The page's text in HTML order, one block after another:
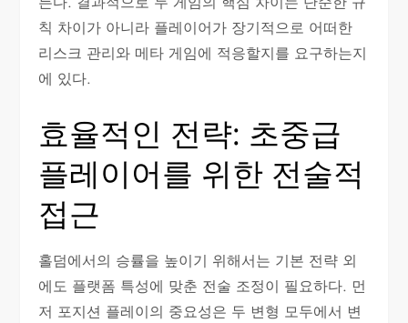
칙 차이가 아니라 플레이어가 장기적으로 어떠한
리스크 관리와 메타 게임에 적응할지를 요구하는지
에 있다.
효율적인 전략: 초중급
플레이어를 위한 전술적
접근
홀덤에서의 승률을 높이기 위해서는 기본 전략 외
에도 플랫폼 특성에 맞춘 전술 조정이 필요하다. 먼
저 포지션 플레이의 중요성은 두 변형 모두에서 변